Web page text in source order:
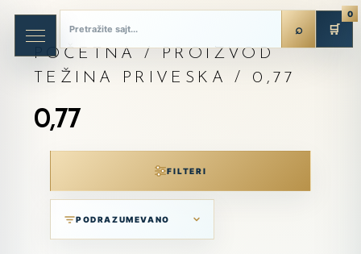
POČETNA
/ PROIZVOD
TEŽINA PRIVESKA / 0,77
0,77
FILTERI
🛒
0